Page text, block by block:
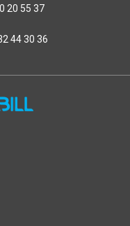
20 55 37
44 30 36